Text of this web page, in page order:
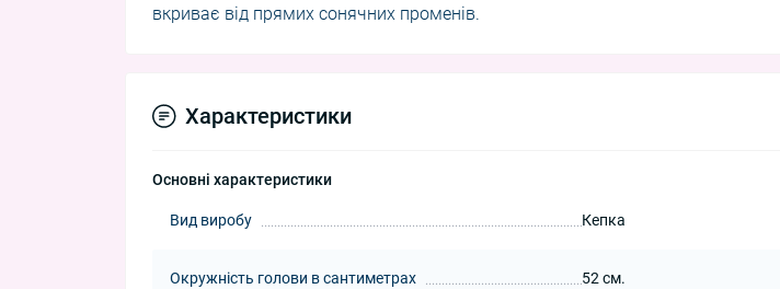
вкриває від прямих сонячних променів.
Характеристики
Основні характеристики
Вид виробу Кепка
Окружність голови в сантиметрах 52 см.